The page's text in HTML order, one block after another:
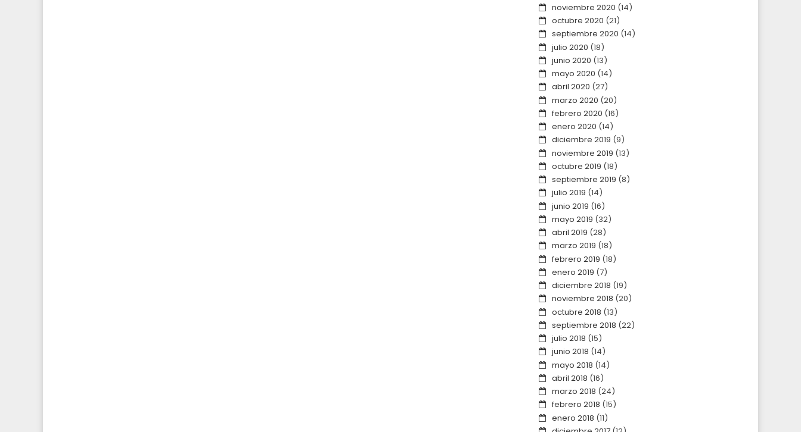
noviembre 2020 (14)
octubre 2020 (21)
septiembre 2020 (14)
julio 2020 (18)
junio 2020 (13)
mayo 2020 (14)
abril 2020 (27)
marzo 2020 (20)
febrero 2020 (16)
enero 2020 (14)
diciembre 2019 (9)
noviembre 2019 (13)
octubre 2019 (18)
septiembre 2019 (8)
julio 2019 (14)
junio 2019 (16)
mayo 2019 (32)
abril 2019 (28)
marzo 2019 (18)
febrero 2019 (18)
enero 2019 (7)
diciembre 2018 (19)
noviembre 2018 (20)
octubre 2018 (13)
septiembre 2018 (22)
julio 2018 (15)
junio 2018 (14)
mayo 2018 (14)
abril 2018 (16)
marzo 2018 (24)
febrero 2018 (15)
enero 2018 (11)